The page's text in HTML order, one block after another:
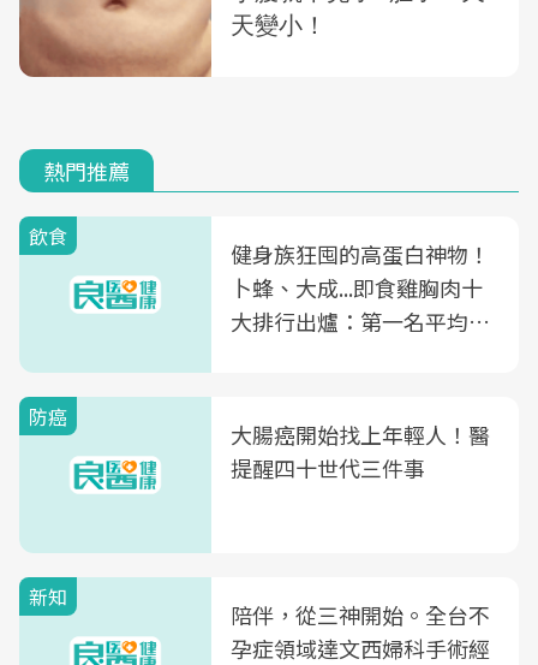
熱門推薦
飲食
健身族狂囤的高蛋白神物！
卜蜂、大成...即食雞胸肉十
大排行出爐：第一名平均一
防癌
大腸癌開始找上年輕人！醫
提醒四十世代三件事
新知
陪伴，從三神開始。全台不
孕症領域達文西婦科手術經